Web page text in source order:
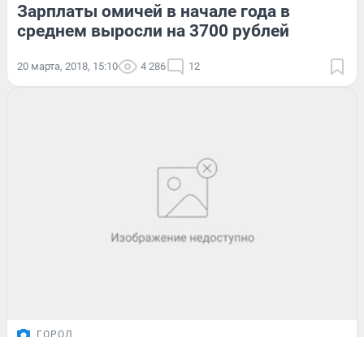
Зарплаты омичей в начале года в
среднем выросли на 3700 рублей
20 марта, 2018, 15:10 4 286 12